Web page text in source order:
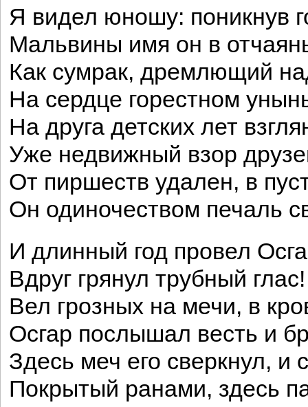
Я видел юношу: поникнув
Мальвины имя он в
Как сумрак, дремлющий
На сердце горестном
На друга детских лет
Уже недвижный взор
От пиршеств удален, в
Он одиночеством печаль
И длинный год провел
Вдруг грянул трубный
Вел грозных на мечи, в
Осгар послышал весть и
Здесь меч его сверкнул,
Покрытый ранами, здесь